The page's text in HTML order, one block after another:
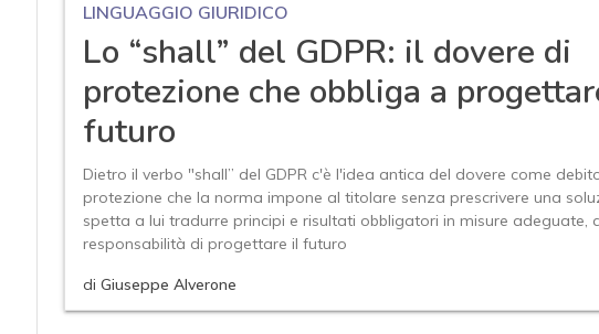
LINGUAGGIO GIURIDICO
Lo “shall” del GDPR: il dovere di
protezione che obbliga a
futuro
Dietro il verbo "shall” del GDPR c'è l'idea antica del dovere come
protezione che la norma impone al titolare senza prescrivere una
spetta a lui tradurre principi e risultati obbligatori in misure adeguate,
responsabilità di progettare il futuro
di Giuseppe Alverone